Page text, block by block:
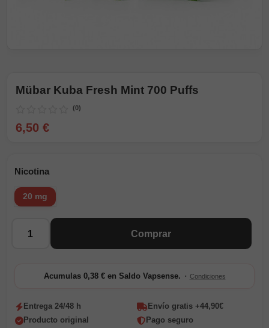
Mübar Kuba Fresh Mint 700 Puffs
(0)
6,50 €
Nicotina
20 mg
Comprar
Acumulas 0,38 € en Saldo Vapsense. · Condiciones
Entrega 24/48 h
Envío gratis +44,90€
Producto original
Pago seguro